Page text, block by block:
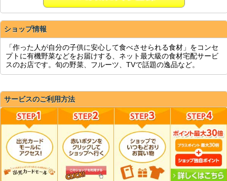
ショップ情報
「作った人が自分の子供に安心して食べさせられる食材」をコンセ
プトに有機野菜などをお届けする、ネット最大級の食材宅配サービ
スのお店です。旬の野菜、フルーツ、TVで話題の逸品など。
サービスのご利用方法